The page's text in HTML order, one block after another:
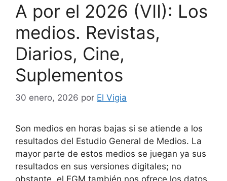
A por el 2026 (VII): Los
medios. Revistas,
Diarios, Cine,
Suplementos
30 enero, 2026 por El Vigia
Son medios en horas bajas si se atiende a los
resultados del Estudio General de Medios. La
mayor parte de estos medios se juegan ya sus
resultados en sus versiones digitales; no
obstante, el EGM también nos ofrece los datos